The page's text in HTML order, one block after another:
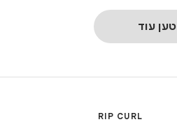
טען עוד
RIP CURL